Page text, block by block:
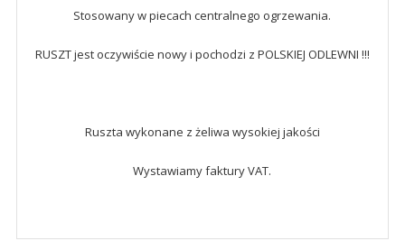
Stosowany w piecach centralnego ogrzewania.
RUSZT jest oczywiście nowy i pochodzi z POLSKIEJ ODLEWNI !!!
Ruszta wykonane z żeliwa wysokiej jakości
Wystawiamy faktury VAT.